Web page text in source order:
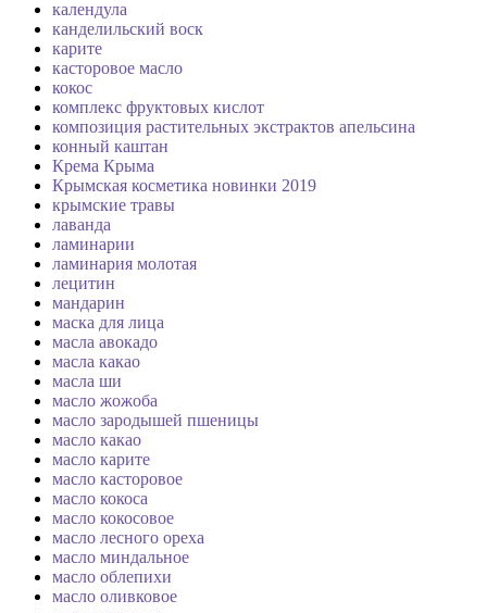
календула
канделильский воск
карите
касторовое масло
кокос
комплекс фруктовых кислот
композиция растительных экстрактов апельсина
конный каштан
Крема Крыма
Крымская косметика новинки 2019
крымские травы
лаванда
ламинарии
ламинария молотая
лецитин
мандарин
маска для лица
масла авокадо
масла какао
масла ши
масло жожоба
масло зародышей пшеницы
масло какао
масло карите
масло касторовое
масло кокоса
масло кокосовое
масло лесного ореха
масло миндальное
масло облепихи
масло оливковое